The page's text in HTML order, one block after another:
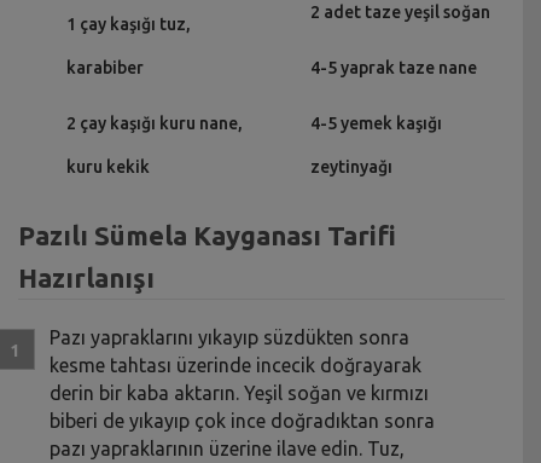
1 çay kaşığı tuz,
karabiber
2 çay kaşığı kuru nane,
kuru kekik
2 adet taze yeşil soğan
4-5 yaprak taze nane
4-5 yemek kaşığı
zeytinyağı
Pazılı Sümela Kayganası Tarifi
Hazırlanışı
Pazı yapraklarını yıkayıp süzdükten sonra
kesme tahtası üzerinde incecik doğrayarak
derin bir kaba aktarın. Yeşil soğan ve kırmızı
biberi de yıkayıp çok ince doğradıktan sonra
pazı yapraklarının üzerine ilave edin. Tuz,